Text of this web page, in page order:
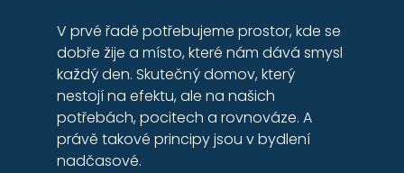
V prvé řadě potřebujeme prostor, kde se
dobře žije a místo, které nám dává smysl
každý den. Skutečný domov, který
nestojí na efektu, ale na našich
potřebách, pocitech a rovnováze. A
právě takové principy jsou v bydlení
nadčasové.